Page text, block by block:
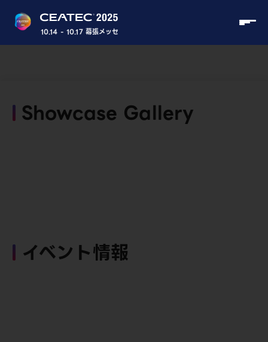
10.14 - 10.17 幕張メッセ
Showcase Gallery
イベント情報